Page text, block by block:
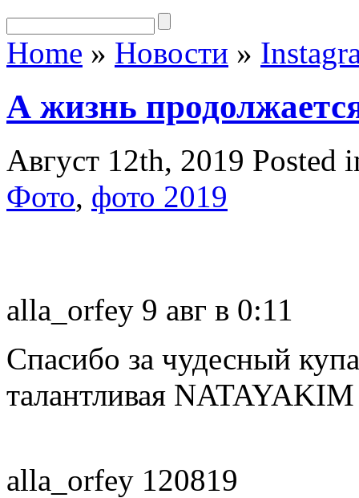
Home » Новости »
А жизнь
Август 12th, 2019 Posted
Фото, фото 2019
alla_orfey 9 авг в 0:11
Спасибо за чудесный
талантливая NATAYAKIM
alla_orfey 120819